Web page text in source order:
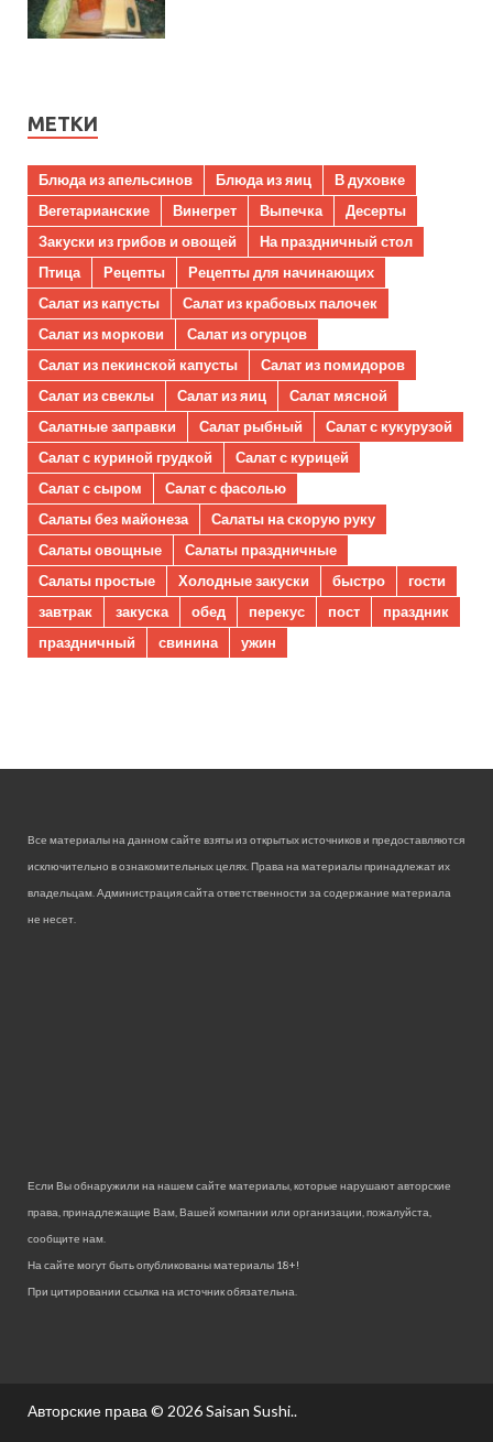
МЕТКИ
Блюда из апельсинов Блюда из яиц
В духовке
Вегетарианские
Винегрет Выпечка
Десерты
Закуски из грибов и овощей
На праздничный стол
Птица
Рецепты
Рецепты для начинающих
Салат из капусты
Салат из крабовых палочек
Салат из моркови
Салат из огурцов
Салат из пекинской капусты
Салат из помидоров
Салат из свеклы
Салат из яиц
Салат мясной
Салатные заправки
Салат рыбный
Салат с кукурузой
Салат с куриной грудкой
Салат с курицей
Салат с сыром
Салат с фасолью
Салаты без майонеза
Салаты на скорую руку
Салаты овощные
Салаты праздничные
Салаты простые
Холодные закуски быстро
гости
завтрак
закуска обед перекус пост
праздник
праздничный
свинина ужин
Все материалы на данном сайте взяты из открытых источников и предоставляются
исключительно в ознакомительных целях. Права на материалы принадлежат их
владельцам. Администрация сайта ответственности за содержание материала
не несет.
Если Вы обнаружили на нашем сайте материалы, которые нарушают авторские
права, принадлежащие Вам, Вашей компании или организации, пожалуйста,
сообщите нам.
На сайте могут быть опубликованы материалы 18+!
При цитировании ссылка на источник обязательна.
Авторские права © 2026Saisan Sushi..